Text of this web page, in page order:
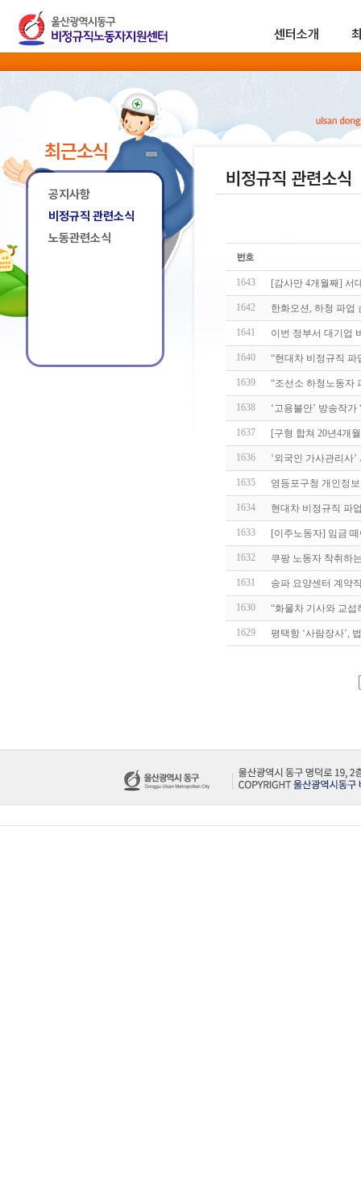
센터소개
최근소식
공지사항
비정규직 관련소식
노동관련소식
비정규직 관련소식
1643 [감사만 4개월째] 서
1642 한화오션, 하청 파업
1641 이번 정부서 대기업
1640 “현대차 비정규직
1639 “조선소 하청노동자
1638 ‘고용불안’ 방송작
1637 [구형 합쳐 20년4개
1636 ‘외국인 가사관리사
1635 영등포구청 개인정
1634 현대차 비정규직 파
1633 [이주노동자] 임금
1632 쿠팡 노동자 착취하
1631 송파 요양센터 계약
1630 “화물차 기사와 교
1629 평택항 ‘사람장사’,